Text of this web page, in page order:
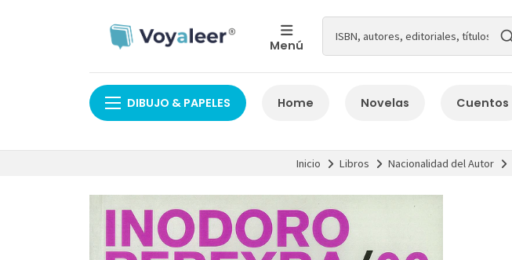
Menú
DIBUJO & PAPELES Home Novelas Cuentos
Inicio Libros Nacionalidad del Autor